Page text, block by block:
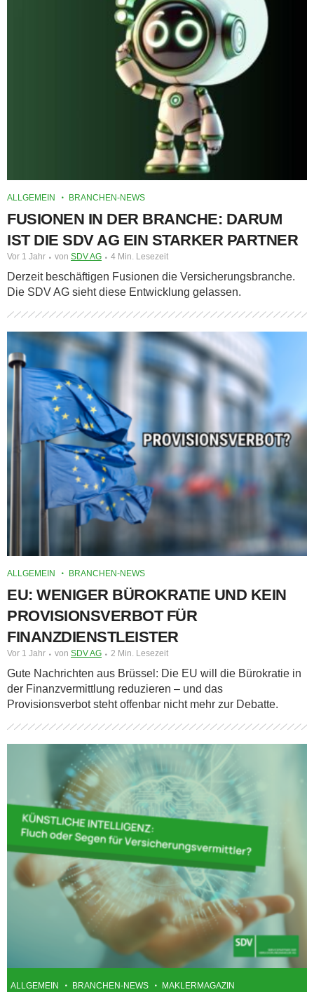
ALLGEMEIN BRANCHEN-NEWS
FUSIONEN IN DER BRANCHE: DARUM
IST DIE SDV AG EIN STARKER PARTNER
Vor 1 Jahr von SDV AG 4 Min. Lesezeit
Derzeit beschäftigen Fusionen die Versicherungsbranche.
Die SDV AG sieht diese Entwicklung gelassen.
ALLGEMEIN BRANCHEN-NEWS
EU: WENIGER BÜROKRATIE UND KEIN
PROVISIONSVERBOT FÜR
FINANZDIENSTLEISTER
Vor 1 Jahr von SDV AG 2 Min. Lesezeit
Gute Nachrichten aus Brüssel: Die EU will die Bürokratie in
der Finanzvermittlung reduzieren – und das
Provisionsverbot steht offenbar nicht mehr zur Debatte.
ALLGEMEIN BRANCHEN-NEWS MAKLERMAGAZIN